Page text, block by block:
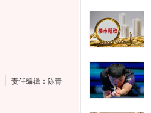
责任编辑：陈青